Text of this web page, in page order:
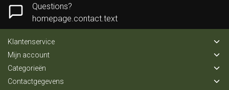
Questions?
homepage.contact.text
Klantenservice
Mijn account
Categorieën
Contactgegevens